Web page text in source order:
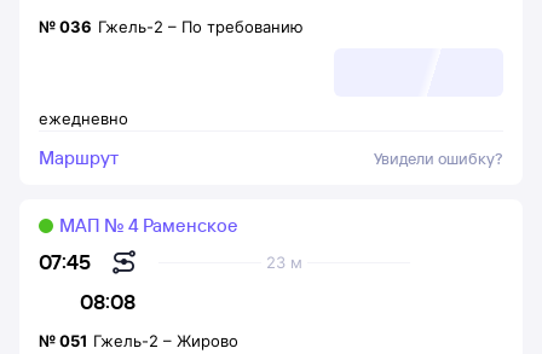
ежедневно
№036 Гжель-2 – По требованию
Маршрут Увидели ошибку?
07:45
08:08
23 м
МАП № 4 Раменское
№051 Гжель-2 – Жирово